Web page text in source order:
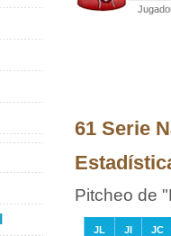
61 Serie
Pitcheo de
JL JI JC